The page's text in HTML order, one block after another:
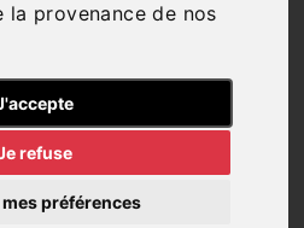
la provenance de nos
refuse
préférences